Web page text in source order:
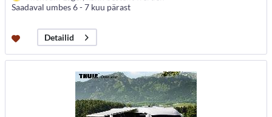
Saadaval umbes 6 - 7 kuu pärast
Detailid